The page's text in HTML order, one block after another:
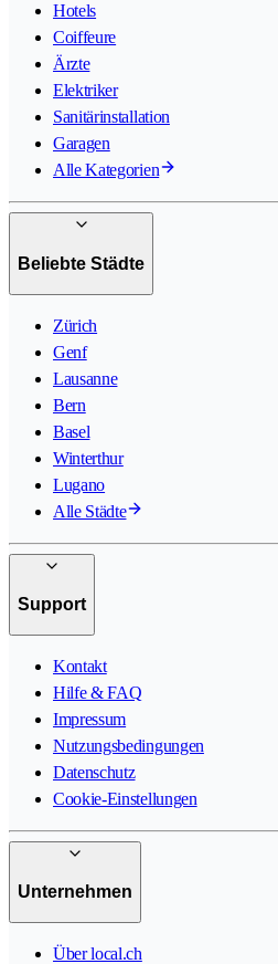
Hotels
Coiffeure
Ärzte
Elektriker
Sanitärinstallation
Garagen
Alle Kategorien
Beliebte Städte
Zürich
Genf
Lausanne
Bern
Basel
Winterthur
Lugano
Alle Städte
Support
Kontakt
Hilfe & FAQ
Impressum
Nutzungsbedingungen
Datenschutz
Cookie-Einstellungen
Unternehmen
Über local.ch